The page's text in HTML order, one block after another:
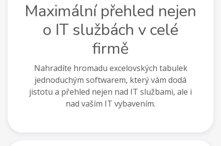
Maximální přehled nejen
o IT službách v celé
firmě
Nahradíte hromadu excelovských tabulek
jednoduchým softwarem, který vám dodá
jistotu a přehled nejen nad IT službami, ale i
nad vaším IT vybavením.